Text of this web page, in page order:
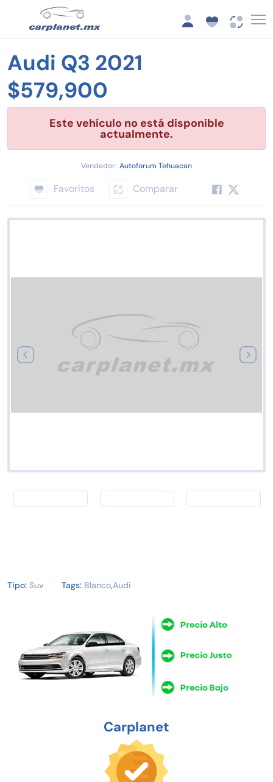
Audi Q3 2021
$579,900
Este vehículo no está disponible
actualmente.
Vendedor: Autoforum Tehuacan
Favoritos Comparar
Tipo: Suv Tags: Blanco,Audi
Carplanet